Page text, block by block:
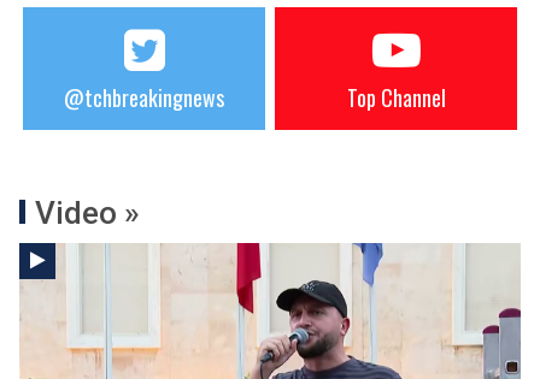
@tchbreakingnews Top Channel
Video »